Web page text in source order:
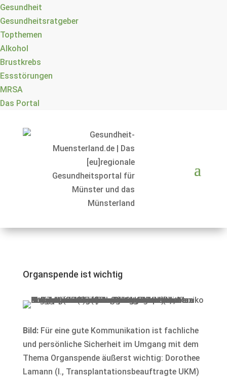
Gesundheit
Gesundheitsratgeber
Topthemen
Alkohol
Brustkrebs
Essstörungen
MRSA
Das Portal
Organspende ist wichtig
Bild:Für eine gute Kommunikation ist fachliche
und persönliche Sicherheit im Umgang mit dem
Thema Organspende äußerst wichtig: Dorothee
Lamann (l., Transplantationsbeauftragte UKM)